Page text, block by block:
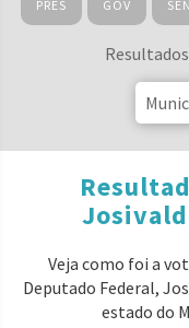
PRES GOV SEN
Veja como foi a
Deputado Federal,
estado do